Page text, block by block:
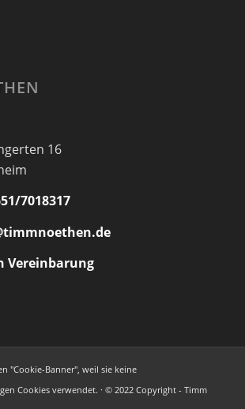
16
7018317
Vereinbarung
"Cookie-Banner", weil sie keine
Cookies verwendet. · © 2022 Copyright - Timm